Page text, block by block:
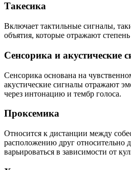
Такесика
Включает тактильные сигналы,
объятия, которые отражают
Сенсорика и акустические
Сенсорика основана на
акустические сигналы отражают
через интонацию и тембр голоса.
Проксемика
Относится к дистанции между
расположению друг относительно
варьироваться в зависимости от